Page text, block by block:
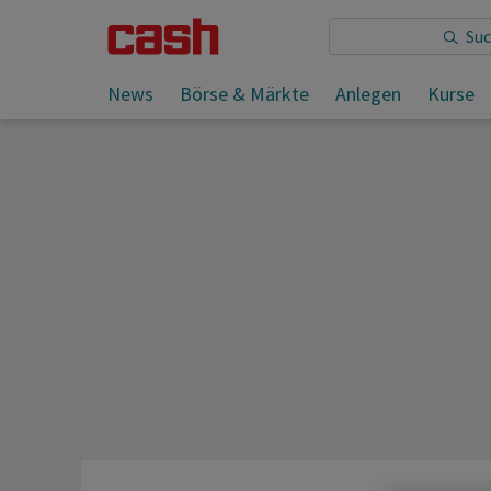
News Börse & Märkte Anlegen Kurse
Sie lesen: